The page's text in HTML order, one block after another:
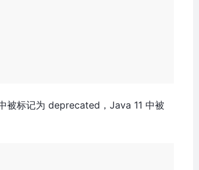
被标记为 deprecated，Java 11 中被